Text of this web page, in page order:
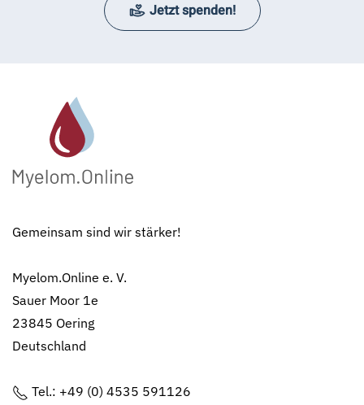
Jetzt spenden!
Gemeinsam sind wir stärker!
Myelom.Online e. V.
Sauer Moor 1e
23845 Oering
Deutschland
Tel.: +49 (0) 4535 591126